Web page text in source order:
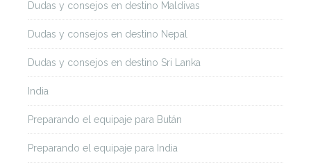
Dudas y consejos en destino Maldivas
Dudas y consejos en destino Nepal
Dudas y consejos en destino Sri Lanka
India
Preparando el equipaje para Bután
Preparando el equipaje para India